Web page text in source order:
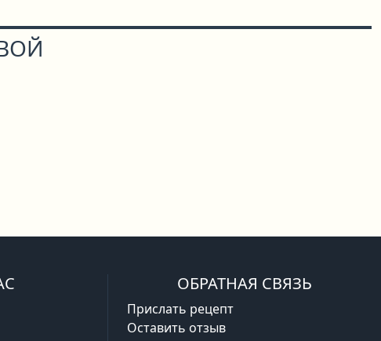
ОБРАТНАЯ СВЯЗЬ
Прислать рецепт
Оставить отзыв